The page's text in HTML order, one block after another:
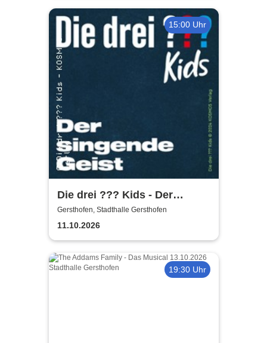
15:00 Uhr
Die drei ??? Kids - Der
singende Geist | Stadthalle
Gersthofen
Gersthofen, Stadthalle Gersthofen
11.10.2026
19:30 Uhr